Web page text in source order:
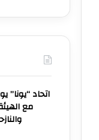
اتحاد “يونا”
مع